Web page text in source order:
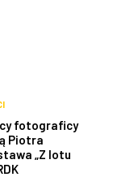
fotograficy
Piotra
„Z lotu